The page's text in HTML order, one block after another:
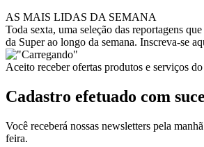
AS MAIS LIDAS DA SEMANA
Toda sexta, uma seleção das reportagens
da Super ao longo da semana. Inscreva-se
Aceito receber ofertas produtos e serviços
Cadastro efetuado com
Você receberá nossas newsletters pela
feira.